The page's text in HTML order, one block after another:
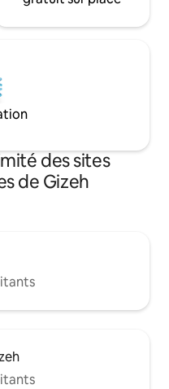
des sites
de Gizeh